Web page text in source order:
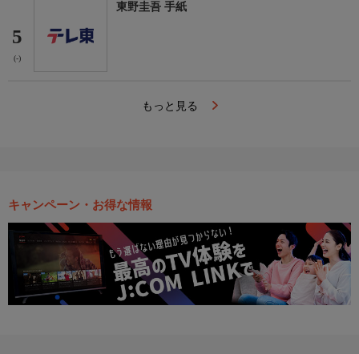
5
(-)
東野圭吾 手紙
もっと見る
キャンペーン・お得な情報